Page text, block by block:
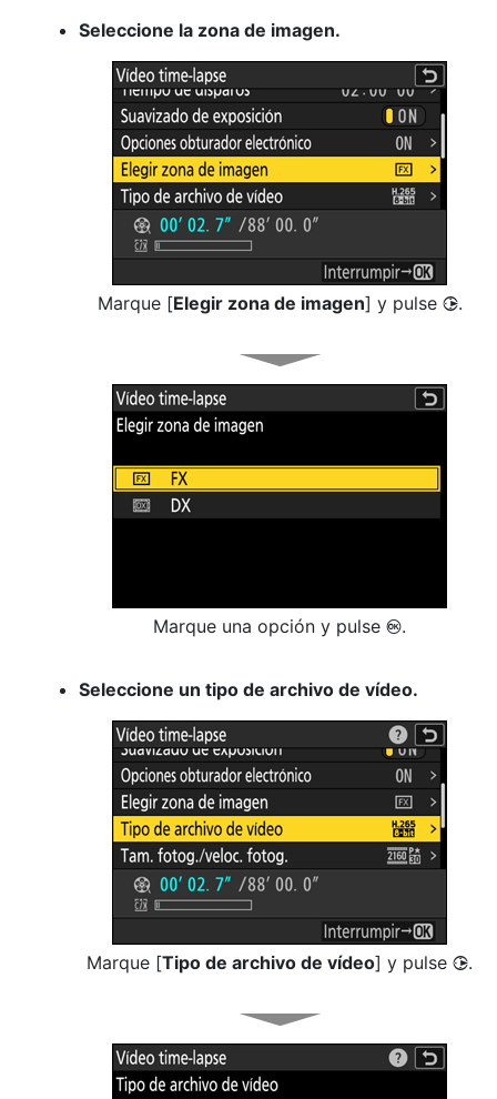
Seleccione la zona de imagen.
Marque [Elegir zona de imagen] y pulse 2.
Marque una opción y pulse J.
Seleccione un tipo de archivo de vídeo.
Marque [Tipo de archivo de vídeo] y pulse 2.